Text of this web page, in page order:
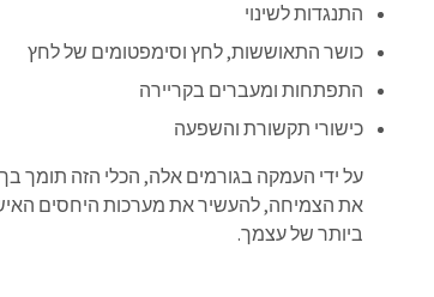
התנגדות לשינוי
כושר התאוששות, לחץ וסימפטומים של לחץ
התפתחות ומעברים בקריירה
כישורי תקשורת והשפעה
על ידי העמקה בגורמים אלה, הכלי הזה תומך
את הצמיחה, להעשיר את מערכות היחסים
ביותר של עצמך.